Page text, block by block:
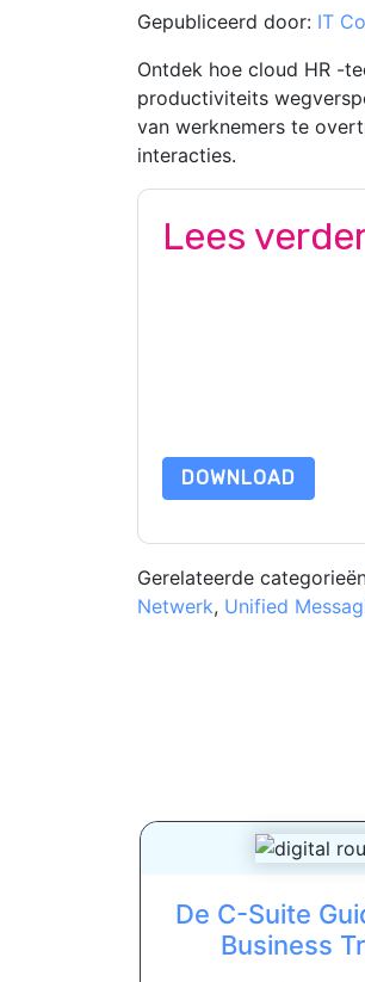
Gepubliceerd door: IT
Ontdek hoe cloud HR -
productiviteits
van werknemers te
interacties.
Lees
DOWNLOAD
Gerelateerde
Netwerk, Unified
De C-Suite
Business